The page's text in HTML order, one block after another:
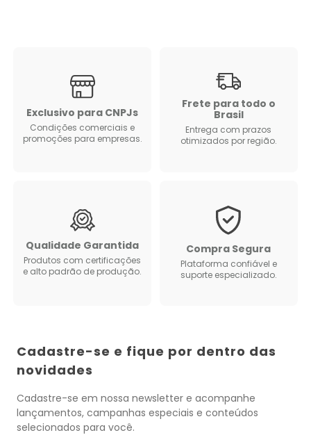
Exclusivo para CNPJs
Condições comerciais e
promoções para empresas.
Frete para todo o
Brasil
Entrega com prazos
otimizados por região.
Qualidade Garantida
Produtos com certificações
e alto padrão de produção.
Compra Segura
Plataforma confiável e
suporte especializado.
Cadastre-se e fique por dentro das
novidades
Cadastre-se em nossa newsletter e acompanhe
lançamentos, campanhas especiais e conteúdos
selecionados para você.